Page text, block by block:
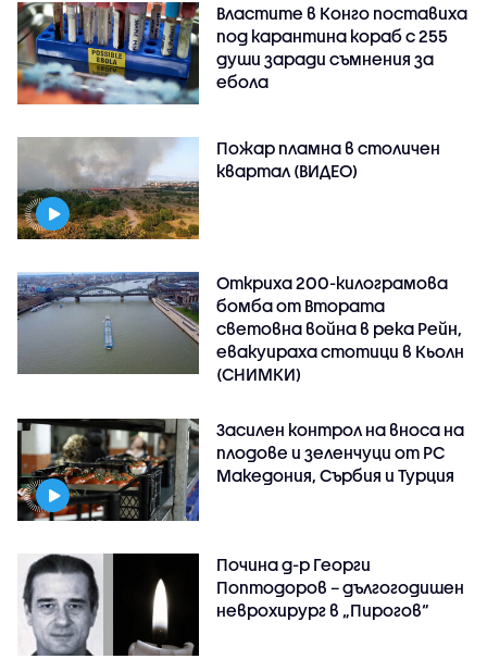
Властите в Конго поставиха
под карантина кораб с 255
души заради съмнения за
ебола
Пожар пламна в столичен
квартал (ВИДЕО)
Откриха 200-килограмова
бомба от Втората
световна война в река Рейн,
евакуираха стотици в Кьолн
(СНИМКИ)
Засилен контрол на вноса на
плодове и зеленчуци от РС
Македония, Сърбия и Турция
Почина д-р Георги
Поптодоров – дългогодишен
неврохирург в „Пирогов“